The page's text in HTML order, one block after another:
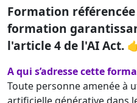
Formation
formation
l'article 4 de l'AI Act.
A qui s’adresse cette
Toute personne amenée à